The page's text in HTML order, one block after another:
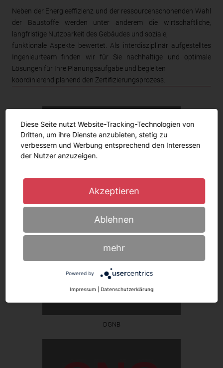
Neben der Energieeffizienz und der ressourcenschonenden Wahl
der Baustoffe werden unter anderem die wirtschaftliche,
langfristige Nutzbarkeit des Gebäudes und soziale,
funktionale Aspekte bewertet. Als interdisziplinär aufgestelltes
Ingenieurteam finden wir für Sie nachhaltige und optimale
Lösungen für Ihre Planungsaufgabe und begleiten
koordinierend planend den Zertifizierungsprozess.
BNB
DGNB
Diese Seite nutzt Website-Tracking-Technologien von
Dritten, um ihre Dienste anzubieten, stetig zu
verbessern und Werbung entsprechend den Interessen
der Nutzer anzuzeigen.
Akzeptieren
Ablehnen
mehr
Powered by
Impressum Datenschutzerklärung